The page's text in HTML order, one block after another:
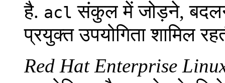
है. acl संकुल में जोड़ने,
प्रयुक्त उपयोगिता शामिल
Red Hat Enterprise